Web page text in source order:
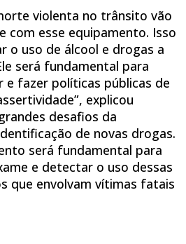
violenta no trânsito vão
com esse equipamento. Isso
o uso de álcool e drogas a
será fundamental para
e fazer políticas públicas de
explicou
desafios da
de novas drogas.
será fundamental para
e detectar o uso dessas
que envolvam vítimas fatais